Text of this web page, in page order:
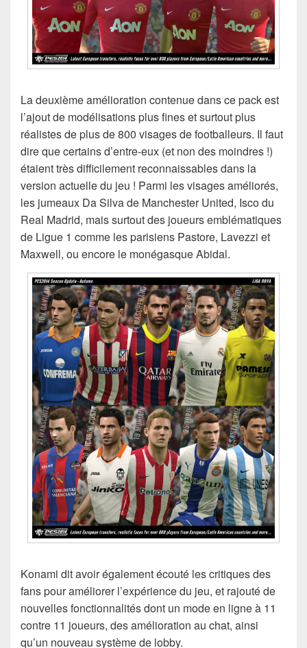
La deuxième amélioration contenue dans ce pack est
l’ajout de modélisations plus fines et surtout plus
réalistes de plus de 800 visages de footballeurs. Il faut
dire que certains d’entre-eux (et non des moindres !)
étaient très difficilement reconnaissables dans la
version actuelle du jeu ! Parmi les visages améliorés,
les jumeaux Da Silva de Manchester United, Isco du
Real Madrid, mais surtout des joueurs emblématiques
de Ligue 1 comme les parisiens Pastore, Lavezzi et
Maxwell, ou encore le monégasque Abidal.
Konami dit avoir également écouté les critiques des
fans pour améliorer l’expérience du jeu, et rajouté de
nouvelles fonctionnalités dont un mode en ligne à 11
contre 11 joueurs, des amélioration au chat, ainsi
qu’un nouveau système de lobby.